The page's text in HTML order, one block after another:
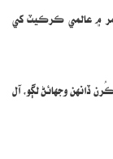
25 ورهين جي عمر ۾ عالمي ڪرڪيٽ کي
ڏانهن وجهائڻ لڳو، آل